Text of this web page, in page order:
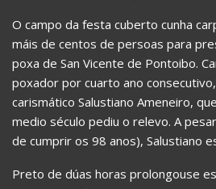
O campo da festa cuberto cunha
máis de centos de persoas para
poxa de San Vicente de Pontoibo.
poxador por cuarto ano
carismático Salustiano Ameneiro,
medio século pediu o relevo. A
de cumprir os 98 anos), Salustiano
Preto de dúas horas prolongouse